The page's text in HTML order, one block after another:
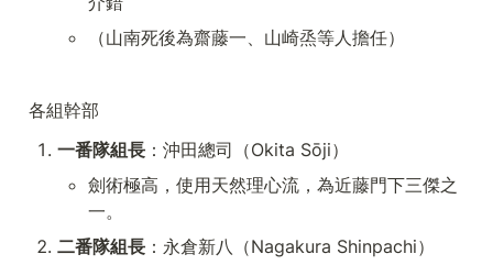
（山南死後為齋藤一、山崎烝等人擔任）
各組幹部
一番隊組長 ：沖田總司（Okita Sōji）
劍術極高，使用天然理心流，為近藤門下三傑之
一。
二番隊組長 ：永倉新八（Nagakura Shinpachi）